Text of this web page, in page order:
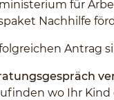
für
Nachhilfe
Antrag
wo Ihr